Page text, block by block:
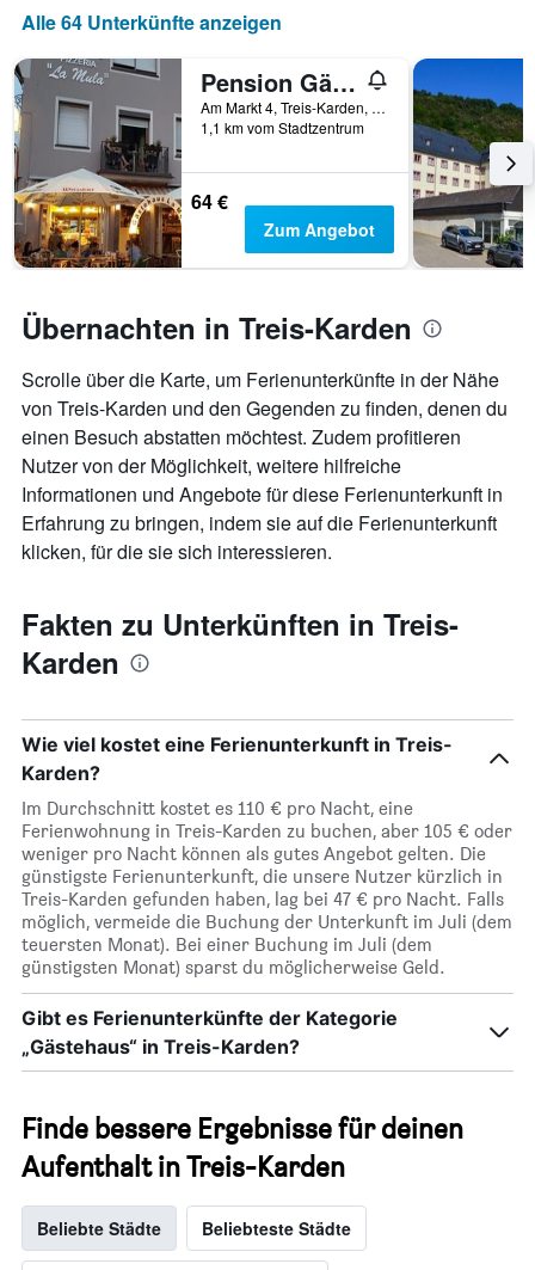
Alle 64 Unterkünfte anzeigen
Pension Gästehaus La Mula
Am Markt 4, Treis-Karden, Rheinland Pfalz, Deutschland
1,1 km vom Stadtzentrum
64 €
Zum Angebot
Übernachten in Treis-Karden
Scrolle über die Karte, um Ferienunterkünfte in der Nähe
von Treis-Karden und den Gegenden zu finden, denen du
einen Besuch abstatten möchtest. Zudem profitieren
Nutzer von der Möglichkeit, weitere hilfreiche
Informationen und Angebote für diese Ferienunterkunft in
Erfahrung zu bringen, indem sie auf die Ferienunterkunft
klicken, für die sie sich interessieren.
Fakten zu Unterkünften in Treis-
Karden
Wie viel kostet eine Ferienunterkunft in Treis-
Karden?
Im Durchschnitt kostet es 110 € pro Nacht, eine
Ferienwohnung in Treis-Karden zu buchen, aber 105 € oder
weniger pro Nacht können als gutes Angebot gelten. Die
günstigste Ferienunterkunft, die unsere Nutzer kürzlich in
Treis-Karden gefunden haben, lag bei 47 € pro Nacht. Falls
möglich, vermeide die Buchung der Unterkunft im Juli (dem
teuersten Monat). Bei einer Buchung im Juli (dem
günstigsten Monat) sparst du möglicherweise Geld.
Gibt es Ferienunterkünfte der Kategorie
„Gästehaus“ in Treis-Karden?
Finde bessere Ergebnisse für deinen
Aufenthalt in Treis-Karden
Beliebte Städte Beliebteste Städte